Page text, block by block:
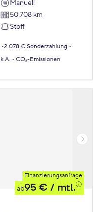
Manuell
50.708 km
Stoff
2.078 € Sonderzahlung
k.A.
CO₂-Emissionen
Finanzierungsanfrage
ab95 € / mtl.